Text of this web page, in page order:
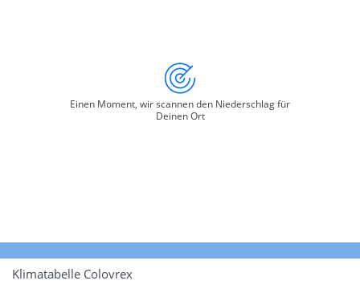
Einen Moment, wir scannen den Niederschlag für
Deinen Ort
Klimatabelle Colovrex